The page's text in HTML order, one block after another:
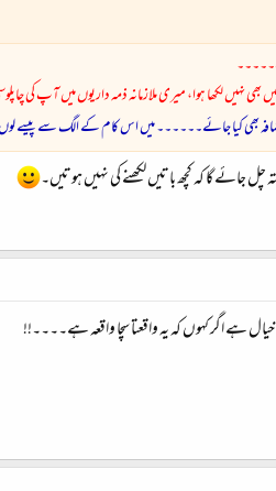
نہیں لکھا ہوا، میری ملازمانہ ذمہ داریوں میں آپ کی
اضافہ بھی کیا جائے۔۔۔۔۔۔ میں اس کام کے الگ سے پیسے
چل جائے گا کہ کچھ باتیں لکھنے کی نہیں ہوتیں۔
ہے اگر کہوں کہ یہ واقعتا سچا واقعہ ہے۔۔۔۔!!